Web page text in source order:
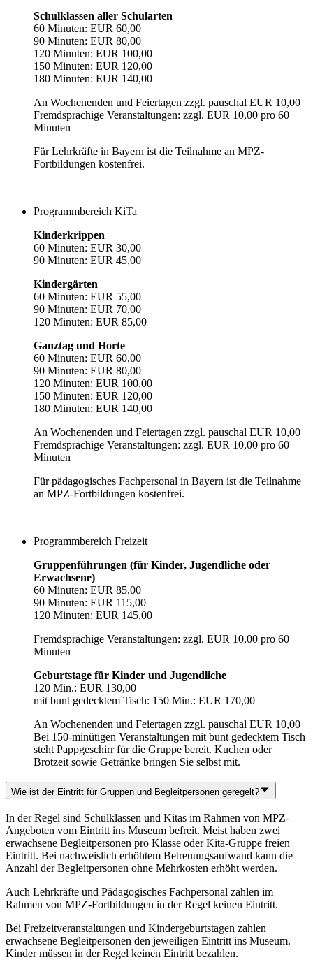
Schulklassen aller Schularten
60 Minuten: EUR 60,00
90 Minuten: EUR 80,00
120 Minuten: EUR 100,00
150 Minuten: EUR 120,00
180 Minuten: EUR 140,00
An Wochenenden und Feiertagen zzgl. pauschal EUR 10,00
Fremdsprachige Veranstaltungen: zzgl. EUR 10,00 pro 60
Minuten
Für Lehrkräfte in Bayern ist die Teilnahme an MPZ-
Fortbildungen kostenfrei.
Programmbereich KiTa
Kinderkrippen
60 Minuten: EUR 30,00
90 Minuten: EUR 45,00
Kindergärten
60 Minuten: EUR 55,00
90 Minuten: EUR 70,00
120 Minuten: EUR 85,00
Ganztag und Horte
60 Minuten: EUR 60,00
90 Minuten: EUR 80,00
120 Minuten: EUR 100,00
150 Minuten: EUR 120,00
180 Minuten: EUR 140,00
An Wochenenden und Feiertagen zzgl. pauschal EUR 10,00
Fremdsprachige Veranstaltungen: zzgl. EUR 10,00 pro 60
Minuten
Für pädagogisches Fachpersonal in Bayern ist die Teilnahme
an MPZ-Fortbildungen kostenfrei.
Programmbereich Freizeit
Gruppenführungen (für Kinder, Jugendliche oder
Erwachsene)
60 Minuten: EUR 85,00
90 Minuten: EUR 115,00
120 Minuten: EUR 145,00
Fremdsprachige Veranstaltungen: zzgl. EUR 10,00 pro 60
Minuten
Geburtstage für Kinder und Jugendliche
120 Min.: EUR 130,00
mit bunt gedecktem Tisch: 150 Min.: EUR 170,00
An Wochenenden und Feiertagen zzgl. pauschal EUR 10,00
Bei 150-minütigen Veranstaltungen mit bunt gedecktem Tisch
steht Pappgeschirr für die Gruppe bereit. Kuchen oder
Brotzeit sowie Getränke bringen Sie selbst mit.
Wie ist der Eintritt für Gruppen und Begleitpersonen geregelt?
In der Regel sind Schulklassen und Kitas im Rahmen von MPZ-
Angeboten vom Eintritt ins Museum befreit. Meist haben zwei
erwachsene Begleitpersonen pro Klasse oder Kita-Gruppe freien
Eintritt. Bei nachweislich erhöhtem Betreuungsaufwand kann die
Anzahl der Begleitpersonen ohne Mehrkosten erhöht werden.
Auch Lehrkräfte und Pädagogisches Fachpersonal zahlen im
Rahmen von MPZ-Fortbildungen in der Regel keinen Eintritt.
Bei Freizeitveranstaltungen und Kindergeburtstagen zahlen
erwachsene Begleitpersonen den jeweiligen Eintritt ins Museum.
Kinder müssen in der Regel keinen Eintritt bezahlen.